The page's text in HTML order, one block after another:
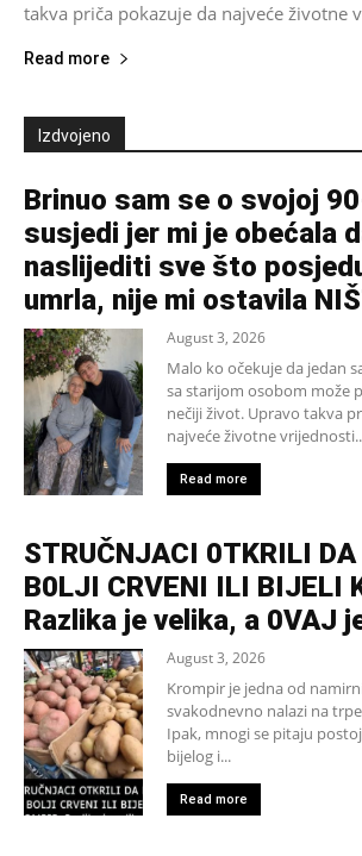
takva priča pokazuje da najveće životne
Read more
Izdvojeno
Brinuo sam se o svojoj
susjedi jer mi je obećala
naslijediti sve što
umrla, nije mi ostavila
August 3, 2026
Malo ko očekuje da jedan
sa starijom osobom može
nečiji život. Upravo takva
najveće životne
Read more
STRUČNJACI 0TKRILI
B0LJI CRVENI ILI BIJELI
Razlika je velika, a 0VAJ
August 3, 2026
Krompir je jedna od
svakodnevno nalazi na
Ipak, mnogi se pitaju
bijelog i...
Read more